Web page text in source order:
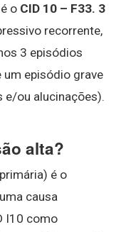
o CID 10 – F33. 3
recorrente,
3 episódios
um episódio grave
ou alucinações).
alta?
é o
causa
I10 como